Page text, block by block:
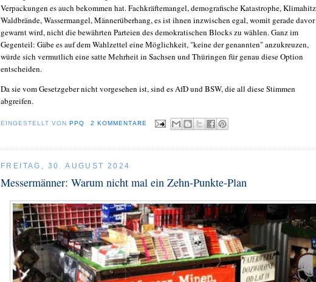
Verpackungen es auch bekommen hat. Fachkräftemangel, demografische Katastrophe,
Waldbrände, Wassermangel, Männerüberhang, es ist ihnen inzwischen egal, womit gerade davor
gewarnt wird, nicht die bewährten Parteien des demokratischen Blocks zu wählen. Ganz im
Gegenteil: Gäbe es auf dem Wahlzettel eine Möglichkeit, "keine der genannten" anzukreuzen,
würde sich vermutlich eine satte Mehrheit in Sachsen und Thüringen für genau diese Option
entscheiden.
Da sie vom Gesetzgeber nicht vorgesehen ist, sind es AfD und BSW, die all diese Stimmen
abgreifen.
EINGESTELLT VONPPQ 2 KOMMENTARE
FREITAG, 30. AUGUST 2024
Messermänner: Warum nicht mal ein Zehn-Punkte-Plan